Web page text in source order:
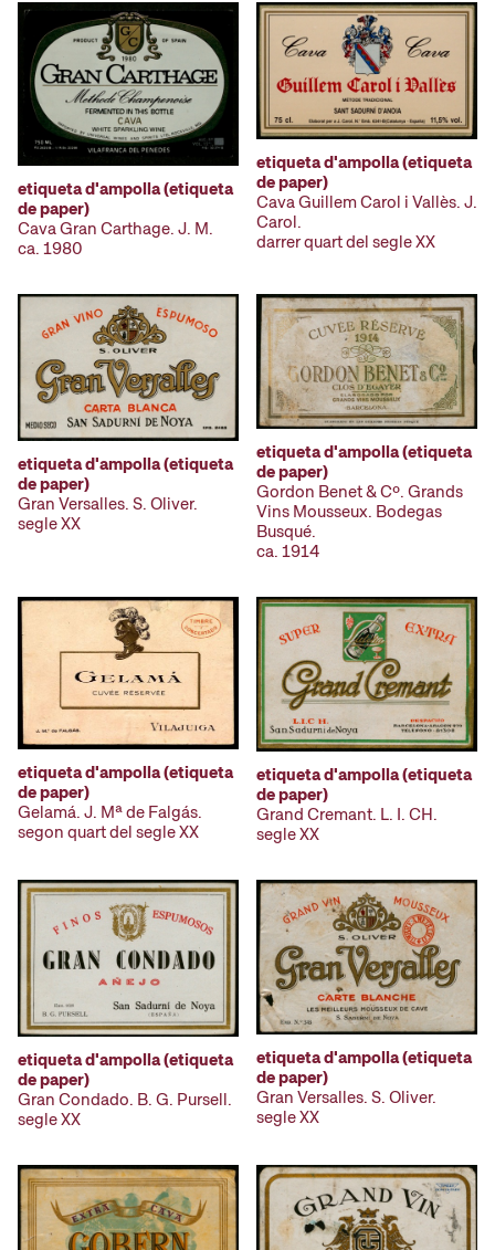
etiqueta d'ampolla (etiqueta
de paper)
Cava Gran Carthage. J. M.
ca. 1980
etiqueta d'ampolla (etiqueta
de paper)
Cava Guillem Carol i Vallès. J.
Carol.
darrer quart del segle XX
etiqueta d'ampolla (etiqueta
de paper)
Gran Versalles. S. Oliver.
segle XX
etiqueta d'ampolla (etiqueta
de paper)
Gordon Benet & Cº. Grands
Vins Mousseux. Bodegas
Busqué.
ca. 1914
etiqueta d'ampolla (etiqueta
de paper)
Gelamá. J. Mª de Falgás.
segon quart del segle XX
etiqueta d'ampolla (etiqueta
de paper)
Grand Cremant. L. I. CH.
segle XX
etiqueta d'ampolla (etiqueta
de paper)
Gran Condado. B. G. Pursell.
segle XX
etiqueta d'ampolla (etiqueta
de paper)
Gran Versalles. S. Oliver.
segle XX